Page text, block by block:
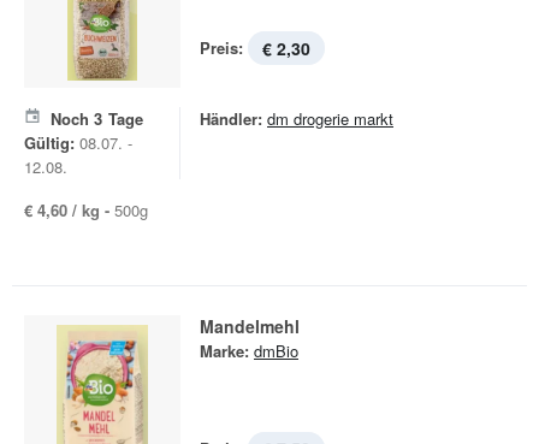
Preis: € 2,30
Noch 3 Tage
Gültig: 08.07. -
12.08.
Händler: dm drogerie markt
€ 4,60 / kg - 500g
Mandelmehl
Marke: dmBio